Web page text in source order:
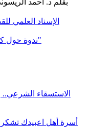
الإسناد العلمي
ندوة حول كتاب "العدالة الاجتماعية في الإسلام"
الاستسقاء الشرعي..
أسرة أهل اعبيدك